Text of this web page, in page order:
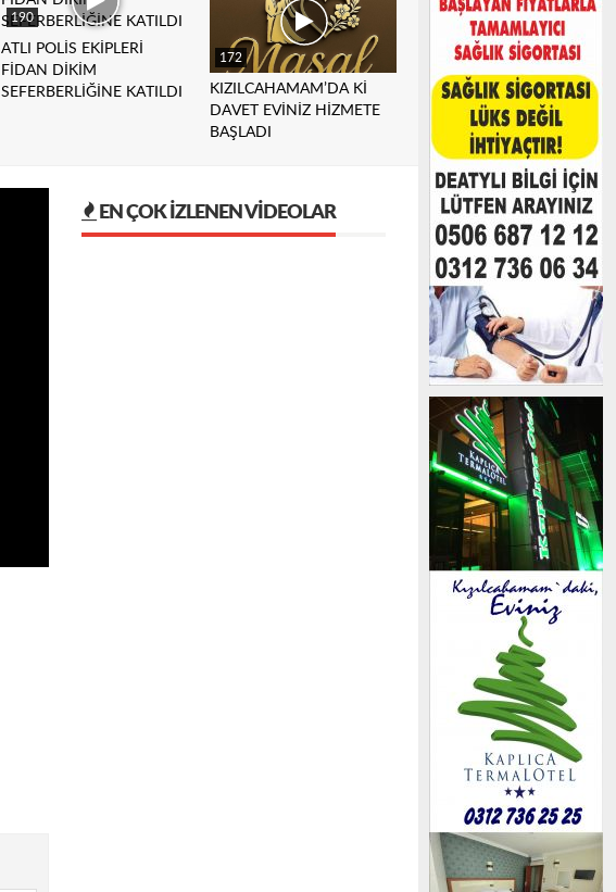
190
ATLI POLİS EKİPLERİ
FİDAN DİKİM
SEFERBERLİĞİNE KATILDI
172
KIZILCAHAMAM’DA Kİ
DAVET EVİNİZ HİZMETE
BAŞLADI
EN ÇOK İZLENEN VIDEOLAR